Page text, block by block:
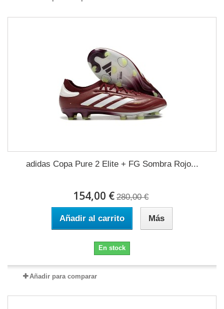
adidas Copa Pure 2 Elite + FG Sombra Rojo...
154,00 € 280,00 €
Añadir al carrito Más
En stock
Añadir para comparar